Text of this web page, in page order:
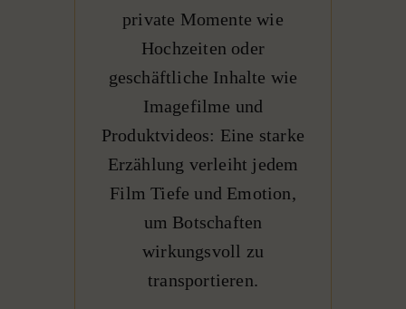
private Momente wie
Hochzeiten oder
geschäftliche Inhalte wie
Imagefilme und
Produktvideos: Eine starke
Erzählung verleiht jedem
Film Tiefe und Emotion,
um Botschaften
wirkungsvoll zu
transportieren.